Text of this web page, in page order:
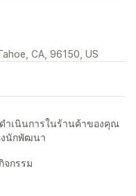
CA, 96150, US
ำเนินการในร้านค้าของคุณ
นักพัฒนา
กรรม